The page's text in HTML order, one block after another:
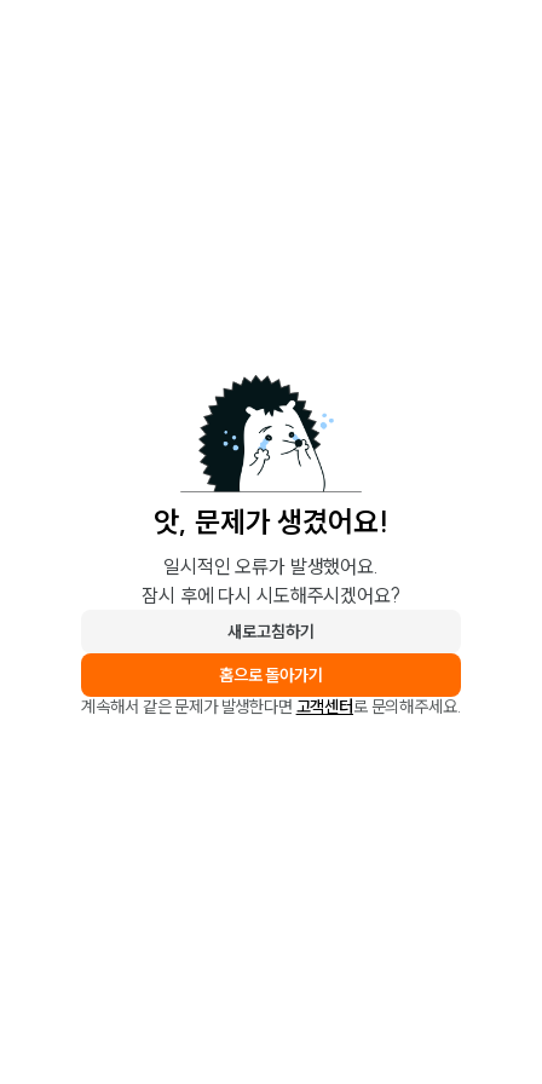
앗, 문제가 생겼어요!
일시적인 오류가 발생했어요.
잠시 후에 다시 시도해주시겠어요?
새로고침하기
홈으로 돌아가기
계속해서 같은 문제가 발생한다면 고객센터로 문의해주세요.